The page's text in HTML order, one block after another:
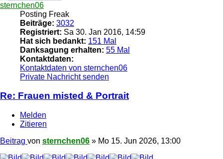
sternchen06
Posting Freak
Beiträge: 3032
Registriert: Sa 30. Jan 2016, 14:59
Hat sich bedankt: 151 Mal
Danksagung erhalten: 55 Mal
Kontaktdaten:
Kontaktdaten von sternchen06
Private Nachricht senden
Re: Frauen misted & Portrait
Melden
Zitieren
Beitrag von sternchen06 » Mo 15. Jun 2026, 13:00